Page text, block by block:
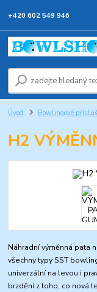
+420 602 549 946
Úvod Bowlingové
H2
Náhradní výměnná pata
všechny typy SST
univerzální na levou i
brzdění z toho, co nová